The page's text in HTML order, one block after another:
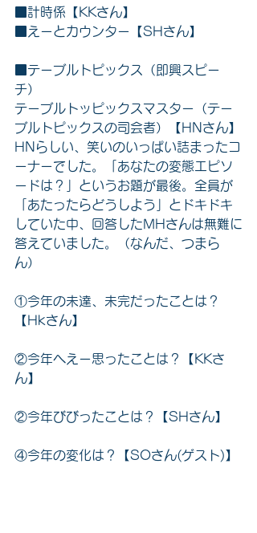
■計時係【KKさん】
■えーとカウンター【SHさん】
■テーブルトピックス（即興スピー
チ）
テーブルトッピックスマスター（テー
ブルトピックスの司会者）【HNさん】
HNらしい、笑いのいっぱい詰まったコ
ーナーでした。「あなたの変態エピソ
ードは？」というお題が最後。全員が
「あたったらどうしよう」とドキドキ
していた中、回答したMHさんは無難に
答えていました。（なんだ、つまら
ん）
①今年の未達、未完だったことは？
【Hkさん】
②今年へえー思ったことは？
【KKさ
ん】
②今年びびったことは？ 【SHさん】
④今年の変化は？ 【SOさん(ゲスト)】